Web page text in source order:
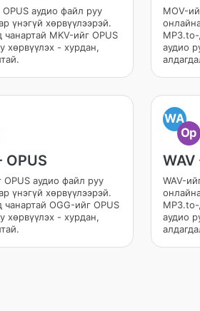
OPUS аудио файл руу
үнэгүй хөрвүүлээрэй.
MKV-ийг OPUS
хөрвүүлэх - хурдан,
MOV-
MP3.to-
аудио
OPUS
OPUS аудио файл руу
үнэгүй хөрвүүлээрэй.
OGG-ийг OPUS
хөрвүүлэх - хурдан,
WA
Op
WAV
WAV-
MP3.to-
аудио